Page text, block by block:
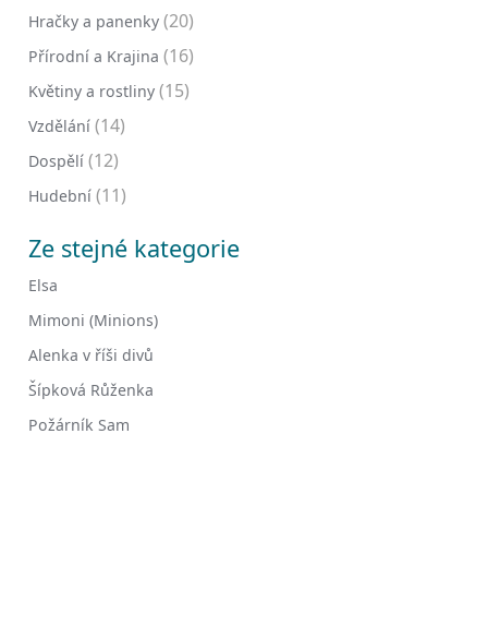
Hračky a panenky (20)
Přírodní a Krajina (16)
Květiny a rostliny (15)
Vzdělání (14)
Dospělí (12)
Hudební (11)
Ze stejné kategorie
Elsa
Mimoni (Minions)
Alenka v říši divů
Šípková Růženka
Požárník Sam